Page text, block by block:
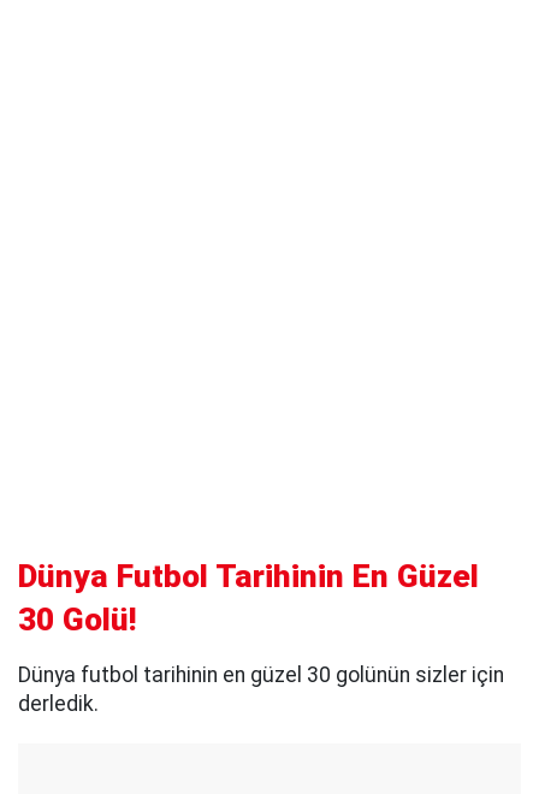
Dünya Futbol Tarihinin En Güzel
30 Golü!
Dünya futbol tarihinin en güzel 30 golünün sizler için
derledik.